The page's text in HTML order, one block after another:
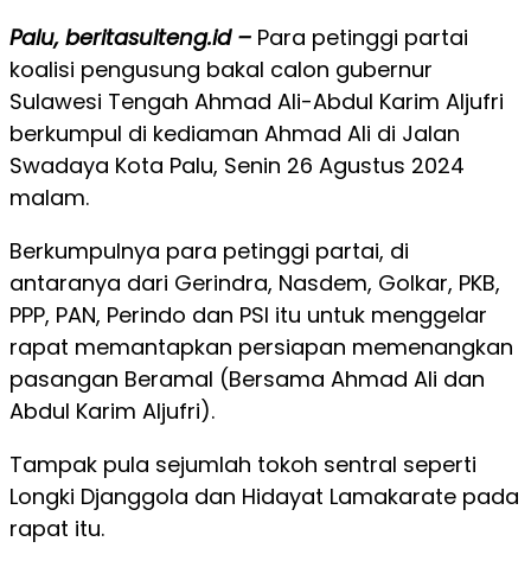
Palu, beritasulteng.id – Para petinggi partai
koalisi pengusung bakal calon gubernur
Sulawesi Tengah Ahmad Ali-Abdul Karim Aljufri
berkumpul di kediaman Ahmad Ali di Jalan
Swadaya Kota Palu, Senin 26 Agustus 2024
malam.
Berkumpulnya para petinggi partai, di
antaranya dari Gerindra, Nasdem, Golkar, PKB,
PPP, PAN, Perindo dan PSI itu untuk menggelar
rapat memantapkan persiapan memenangkan
pasangan Beramal (Bersama Ahmad Ali dan
Abdul Karim Aljufri).
Tampak pula sejumlah tokoh sentral seperti
Longki Djanggola dan Hidayat Lamakarate pada
rapat itu.